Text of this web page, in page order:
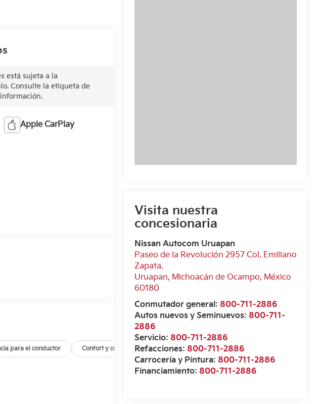
Visita nuestra
concesionaria
Nissan Autocom Uruapan
Paseo de la Revolución 2957 Col. Emiliano
Zapata.
Uruapan, Michoacán de Ocampo, México
60180
Conmutador general: 800-711-2886
Autos nuevos y Seminuevos: 800-711-
2886
Servicio: 800-711-2886
Refacciones: 800-711-2886
Carrocería y Pintura: 800-711-2886
Financiamiento: 800-711-2886
está sujeta a la
Consulte la etiqueta de
Apple CarPlay
para el conductor Confort y conveniencia Exterior Infoentretenimiento